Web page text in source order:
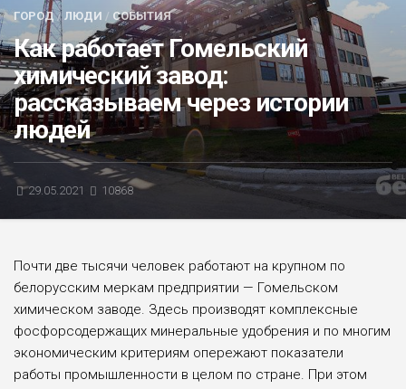
БЛИЦ-ОПРОС
АФИША
ГОРОД/ ЛЮДИ / СОБЫТИЯ
Как работает Гомельский
химический завод:
рассказываем через истории
людей
29.05.2021 10868
Почти две тысячи человек работают на крупном по
белорусским меркам предприятии — Гомельском
химическом заводе. Здесь производят комплекс­ные
фосфорсодержащих минеральные удобрения и по многим
экономическим критериям опережают показатели
работы промышленности в целом по стране. При этом